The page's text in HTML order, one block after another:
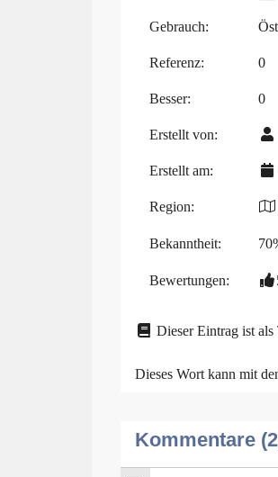
Gebrauch:
Referenz: 0
Besser: 0
Erstellt von:
Erstellt am:
Region:
Bekanntheit:
Bewertungen:
Dieser Eintrag ist als
Dieses Wort kann mit
Kommentare